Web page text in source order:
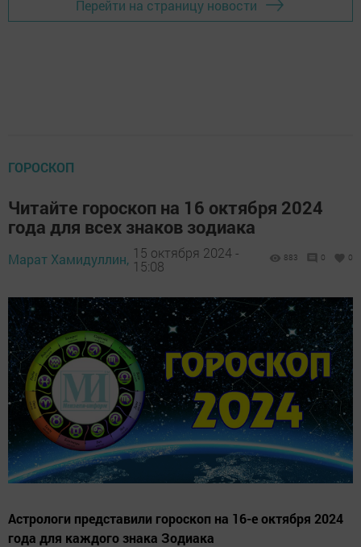
Перейти на страницу новости
ГОРОСКОП
Читайте гороскоп на 16 октября 2024
года для всех знаков зодиака
Марат Хамидуллин, 15 октября 2024 -
15:08
883 0 0
Астрологи представили гороскоп на 16-е октября 2024
года для каждого знака Зодиака